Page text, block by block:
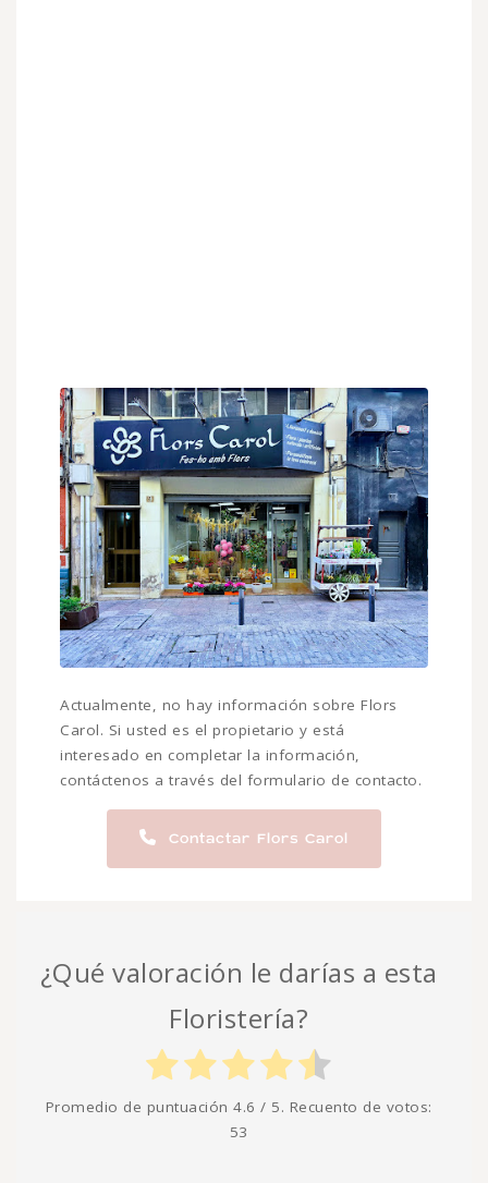
Actualmente, no hay información sobre Flors
Carol. Si usted es el propietario y está
interesado en completar la información,
contáctenos a través del formulario de contacto.
Contactar Flors Carol
¿Qué valoración le darías a esta
Floristería?
Promedio de puntuación 4.6 / 5. Recuento de votos:
53